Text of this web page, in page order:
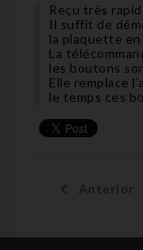
Reçu très
Il suffit de
la plaquette
La
les boutons
Elle remplace
le temps ces